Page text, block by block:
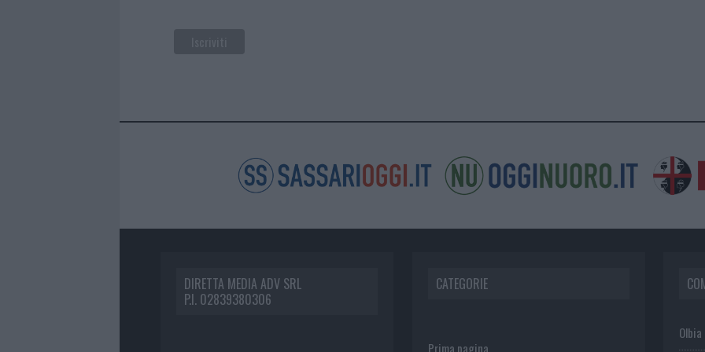
DIRETTA MEDIA ADV SRL
P.I. 02839380306
CATEGORIE
Prima pagina
Olbia